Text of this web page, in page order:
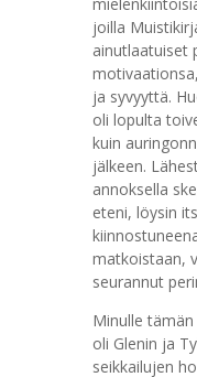
joilla
ainutlaatuiset
ja syvyyttä.
oli lopulta
kuin
jälkeen.
annoksella
eteni, löysin
matkoistaan,
seurannut
Minulle
oli Glenin ja
seikkailujen